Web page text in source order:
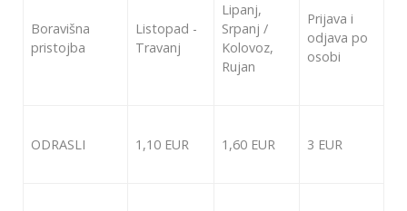
Boravišna
pristojba
Listopad -
Travanj
Lipanj,
Srpanj /
Kolovoz,
Rujan
Prijava i
odjava po
osobi
ODRASLI 1,10 EUR 1,60 EUR 3 EUR